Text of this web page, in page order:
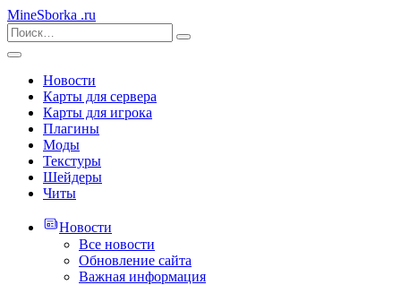
MineSborka .ru
Новости
Карты для сервера
Карты для игрока
Плагины
Моды
Текстуры
Шейдеры
Читы
Новости
Все новости
Обновление сайта
Важная информация